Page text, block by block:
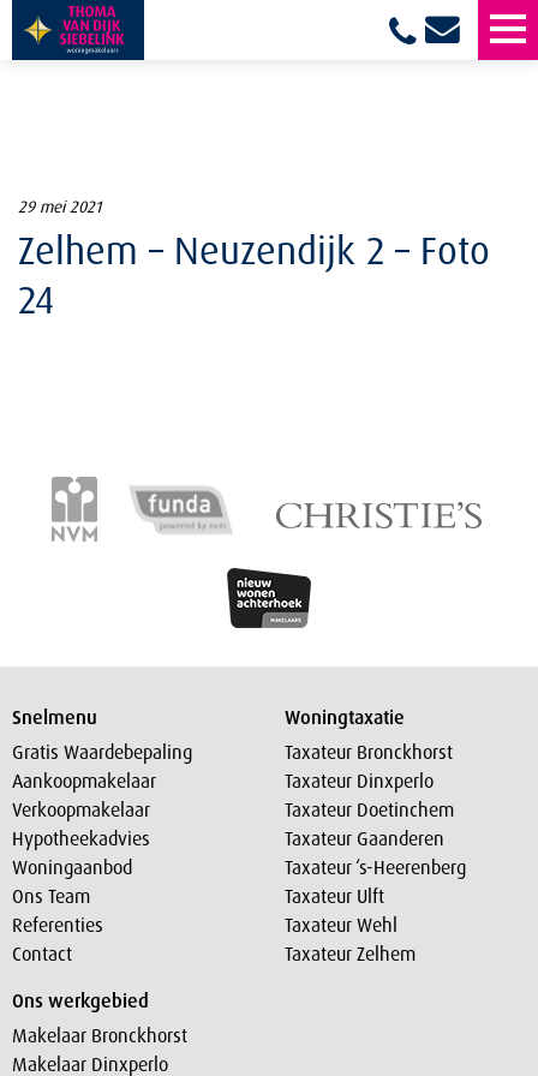
29 mei 2021
Zelhem – Neuzendijk 2 – Foto
24
Snelmenu
Gratis Waardebepaling
Aankoopmakelaar
Verkoopmakelaar
Hypotheekadvies
Woningaanbod
Ons Team
Referenties
Contact
Woningtaxatie
Taxateur Bronckhorst
Taxateur Dinxperlo
Taxateur Doetinchem
Taxateur Gaanderen
Taxateur ‘s-Heerenberg
Taxateur Ulft
Taxateur Wehl
Taxateur Zelhem
Ons werkgebied
Makelaar Bronckhorst
Makelaar Dinxperlo